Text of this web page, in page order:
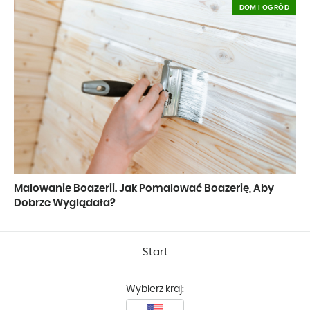
Malowanie Boazerii. Jak Pomalować Boazerię, Aby
Dobrze Wyglądała?
DOM I OGRÓD
Start
Wybierz kraj: